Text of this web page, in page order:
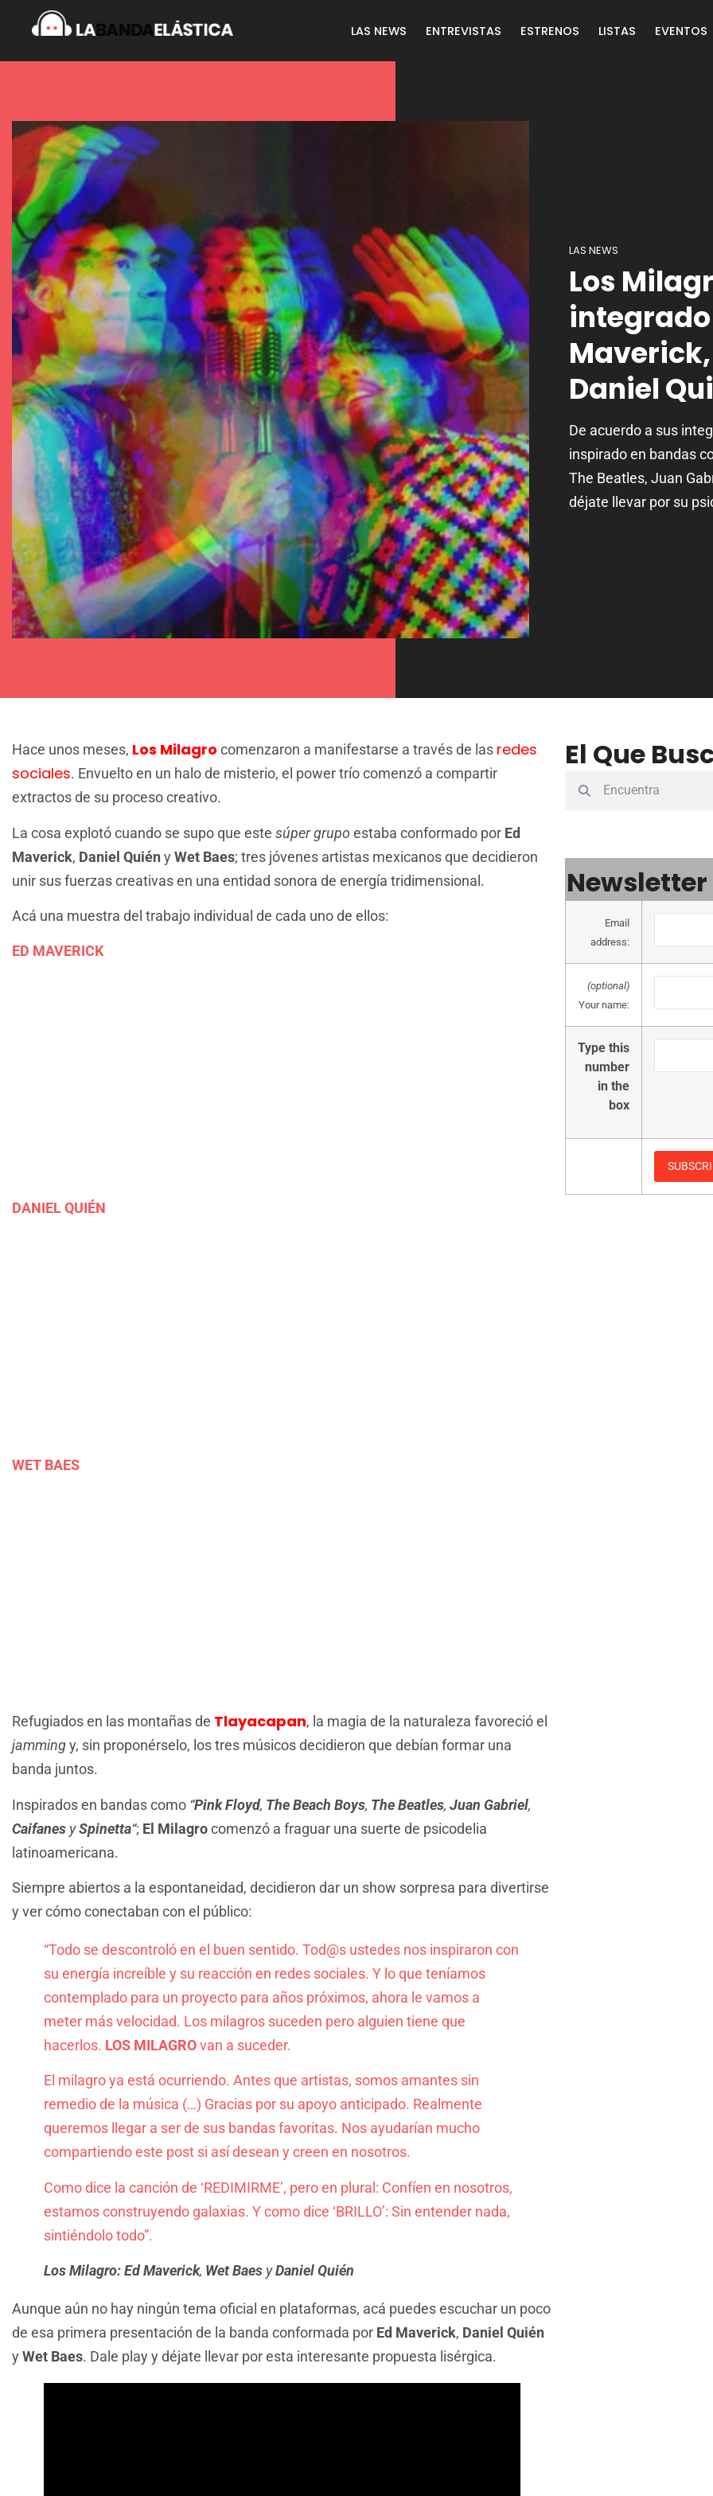
LAS NEWS ENTREVISTAS ESTRENOS LISTAS EVENTOS
LAS NEWS
Los
integrado
Daniel
De acuerdo a sus
inspirado en bandas
The Beatles, Juan
déjate llevar por su
Hace unos meses, Los Milagro comenzaron a manifestarse a través de las redes
sociales. Envuelto en un halo de misterio, el power trío comenzó a compartir
extractos de su proceso creativo.
La cosa explotó cuando se supo que este súper grupo estaba conformado por Ed
Maverick, Daniel QuiényWet Baes; tres jóvenes artistas mexicanos que decidieron
unir sus fuerzas creativas en una entidad sonora de energía tridimensional.
Acá una muestra del trabajo individual de cada uno de ellos:
ED MAVERICK
DANIEL QUIÉN
WET BAES
Refugiados en las montañas de Tlayacapan, la magia de la naturaleza favoreció el
jammingy, sin proponérselo, los tres músicos decidieron que debían formar una
banda juntos.
Inspirados en bandas como “Pink Floyd, The Beach Boys, The Beatles, Juan Gabriel,
Caifanes ySpinetta“; El Milagrocomenzó a fraguar una suerte de psicodelia
latinoamericana.
Siempre abiertos a la espontaneidad, decidieron dar un show sorpresa para divertirse
y ver cómo conectaban con el público:
“Todo se descontroló en el buen sentido. Tod@s ustedes nos inspiraron con
su energía increíble y su reacción en redes sociales. Y lo que teníamos
contemplado para un proyecto para años próximos, ahora le vamos a
meter más velocidad. Los milagros suceden pero alguien tiene que
hacerlos. LOS MILAGROvan a suceder.
El milagro ya está ocurriendo. Antes que artistas, somos amantes sin
remedio de la música (…) Gracias por su apoyo anticipado. Realmente
queremos llegar a ser de sus bandas favoritas. Nos ayudarían mucho
compartiendo este post si así desean y creen en nosotros.
Como dice la canción de ‘REDIMIRME’, pero en plural: Confíen en nosotros,
estamos construyendo galaxias. Y como dice ‘BRILLO’: Sin entender nada,
sintiéndolo todo”.
Los Milagro:Ed Maverick, Wet Baes yDaniel Quién
Aunque aún no hay ningún tema oficial en plataformas, acá puedes escuchar un poco
de esa primera presentación de la banda conformada por Ed Maverick, Daniel Quién
yWet Baes. Dale play y déjate llevar por esta interesante propuesta lisérgica.
El Que
Newsletter
Email
address:
(optional)
Your name:
Type this
number
in the
box